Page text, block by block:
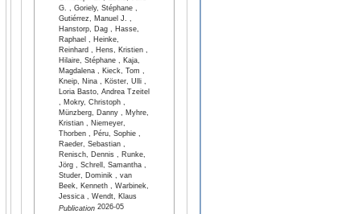
G. , Goriely, Stéphane ,
Gutiérrez, Manuel J. ,
Hanstorp, Dag , Hasse,
Raphael , Heinke,
Reinhard , Hens, Kristien ,
Hilaire, Stéphane , Kaja,
Magdalena , Kieck, Tom ,
Kneip, Nina , Köster, Ulli ,
Loria Basto, Andrea Tzeitel
, Mokry, Christoph ,
Münzberg, Danny , Myhre,
Kristian , Niemeyer,
Thorben , Péru, Sophie ,
Raeder, Sebastian ,
Renisch, Dennis , Runke,
Jörg , Schrell, Samantha ,
Studer, Dominik , van
Beek, Kenneth , Warbinek,
Jessica , Wendt, Klaus
Publication2026-05